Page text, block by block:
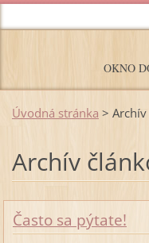
OKNO
Úvodná stránka >
Archív
Často sa pýtate!